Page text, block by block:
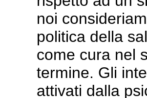
noi
politica della
come cura nel
termine. Gli
attivati dalla